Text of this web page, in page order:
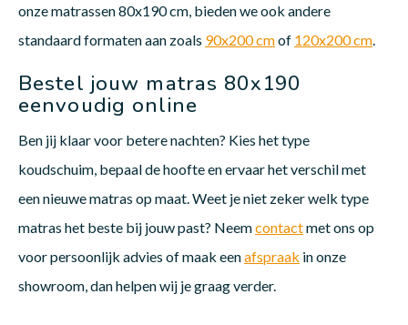
onze matrassen 80x190 cm, bieden we ook andere
standaard formaten aan zoals 90x200 cmof 120x200 cm
Bestel jouw matras 80x190
eenvoudig online
Ben jij klaar voor betere nachten? Kies het type
koudschuim, bepaal de hoofte en ervaar het verschil met
een nieuwe matras op maat. Weet je niet zeker welk type
matras het beste bij jouw past? Neemcontactmet ons op
voor persoonlijk advies of maak eenafspraak in onze
showroom, dan helpen wij je graag verder.